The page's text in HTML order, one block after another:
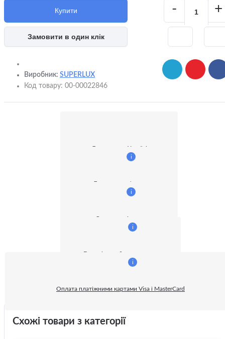
Купити - +
Замовити в один клік
Виробник: SUPERLUX
Код товару: 00-00022846
Доставка по Україні
Доставка кур'єром
i
Оплата готівкою
i
Безготівковий розрахунок:
i
Оплата платіжними картами Visa і MasterCard
i
Схожі товари з категорії